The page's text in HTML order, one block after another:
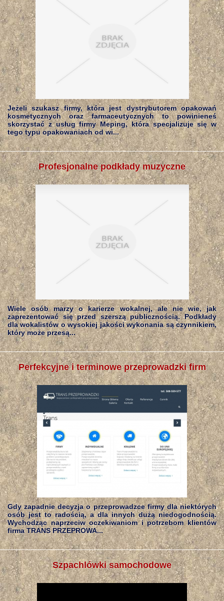
Jeżeli szukasz firmy, która jest dystrybutorem opakowań
kosmetycznych oraz farmaceutycznych to powinieneś
skorzystać z usług firmy Meping, która specjalizuje się w
tego typu opakowaniach od wi...
Profesjonalne podkłady muzyczne
Wiele osób marzy o karierze wokalnej, ale nie wie, jak
zaprezentować się przed szerszą publicznością. Podkłady
dla wokalistów o wysokiej jakości wykonania są czynnikiem,
który może przesą...
Perfekcyjne i terminowe przeprowadzki firm
Gdy zapadnie decyzja o przeprowadzce firmy dla niektórych
osób jest to radością, a dla innych dużą niedogodnością.
Wychodząc naprzeciw oczekiwaniom i potrzebom klientów
firma TRANS PRZEPROWA...
Szpachlówki samochodowe